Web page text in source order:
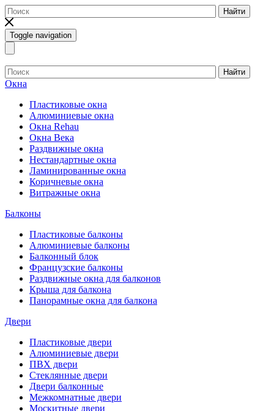
Найти
Toggle navigation
Найти
Окна
Пластиковые окна
Алюминиевые окна
Окна Rehau
Окна Века
Раздвижные окна
Нестандартные окна
Ламинированные окна
Коричневые окна
Витражные окна
Балконы
Пластиковые балконы
Алюминиевые балконы
Балконный блок
Французские балконы
Раздвижные окна для балконов
Крыша для балкона
Панорамные окна для балкона
Двери
Пластиковые двери
Алюминиевые двери
ПВХ двери
Стеклянные двери
Двери балконные
Межкомнатные двери
Москитные двери